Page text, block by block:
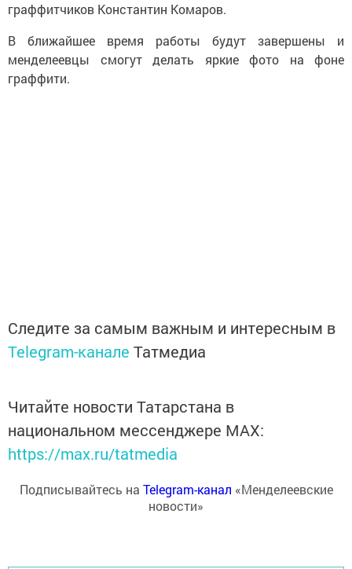
граффитчиков Константин Комаров.
В ближайшее время работы будут завершены и
менделеевцы смогут делать яркие фото на фоне
граффити.
Следите за самым важным и интересным в
Telegram-канале Татмедиа
Читайте новости Татарстана в
национальном мессенджере MАХ:
https://max.ru/tatmedia
Подписывайтесь на Telegram-канал «Менделеевские
новости»